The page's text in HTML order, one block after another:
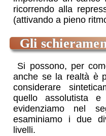
ricorrendo alla
(attivando a pieno
gli
Si possono, per
anche se la realtà è
considerare
quello assolutista e
evidenziamo nel
esaminiamo i due
livelli.